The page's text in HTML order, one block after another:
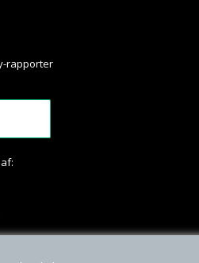
rapporterHer